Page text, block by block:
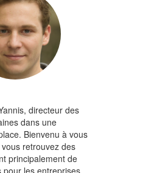
directeur des
dans une
Bienvenu à vous
retrouvez des
principalement de
les entreprises.